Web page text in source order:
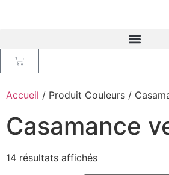
Accueil / Produit Couleurs /
Casamance
14 résultats affichés